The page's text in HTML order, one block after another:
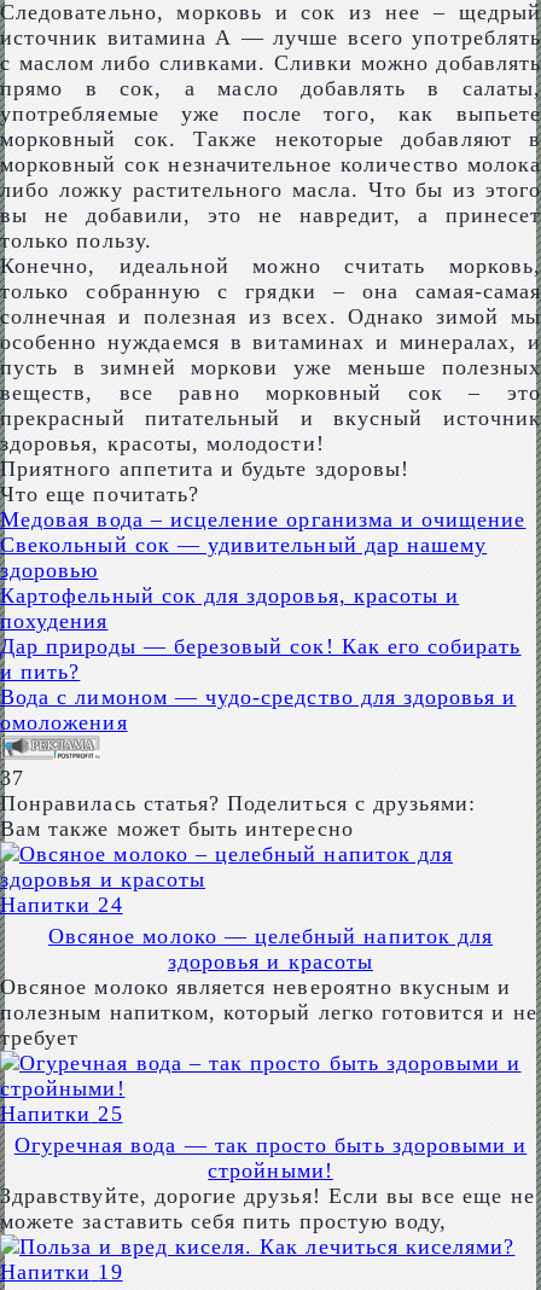
Следовательно, морковь и сок из нее – щедрый
источник витамина А — лучше всего употреблять
с маслом либо сливками. Сливки можно добавлять
прямо в сок, а масло добавлять в салаты,
употребляемые уже после того, как выпьете
морковный сок. Также некоторые добавляют в
морковный сок незначительное количество молока
либо ложку растительного масла. Что бы из этого
вы не добавили, это не навредит, а принесет
только пользу.
Конечно, идеальной можно считать морковь,
только собранную с грядки – она самая-самая
солнечная и полезная из всех. Однако зимой мы
особенно нуждаемся в витаминах и минералах, и
пусть в зимней моркови уже меньше полезных
веществ, все равно морковный сок – это
прекрасный питательный и вкусный источник
здоровья, красоты, молодости!
Приятного аппетита и будьте здоровы!
Что еще почитать?
Медовая вода – исцеление организма и очищение
Свекольный сок — удивительный дар нашему
здоровью
Картофельный сок для здоровья, красоты и
похудения
Дар природы — березовый сок! Как его собирать
и пить?
Вода с лимоном — чудо-средство для здоровья и
омоложения
37
Понравилась статья? Поделиться с друзьями:
Вам также может быть интересно
Напитки 24
Овсяное молоко — целебный напиток для
здоровья и красоты
Овсяное молоко является невероятно вкусным и
полезным напитком, который легко готовится и не
требует
Напитки 25
Огуречная вода — так просто быть здоровыми и
стройными!
Здравствуйте, дорогие друзья! Если вы все еще не
можете заставить себя пить простую воду,
Напитки 19